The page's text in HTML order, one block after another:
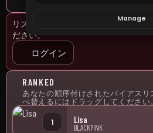
リストを保存してアイドルをランク
ださい。
ログイン
RANKED
あなたの順序付けされたバイアスリ
べ替えるにはドラッグしてください
1 Lisa
BLACKPINK
Manage